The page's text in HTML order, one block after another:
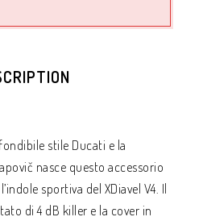
stile Ducati e la
nasce questo accessorio
sportiva del XDiavel V4. Il
di 4 dB killer e la cover in